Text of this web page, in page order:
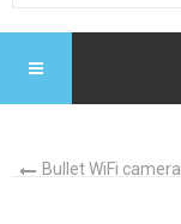
Bullet WiFi camera